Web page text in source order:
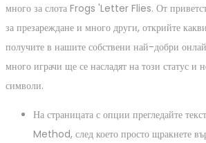
много за слота Frogs 'Letter Flies. От
за презареждане и много други, открийте
получите в нашите собствени най-добри
много играчи ще се насладят на този статус и
символи.
На страницата с опции прегледайте
Method, след което просто щракнете